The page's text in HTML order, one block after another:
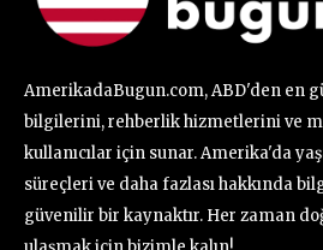
AmerikadaBugun.com, ABD'den en
bilgilerini, rehberlik hizmetlerini ve
kullanıcılar için sunar. Amerika'da
süreçleri ve daha fazlası hakkında
güvenilir bir kaynaktır. Her zaman